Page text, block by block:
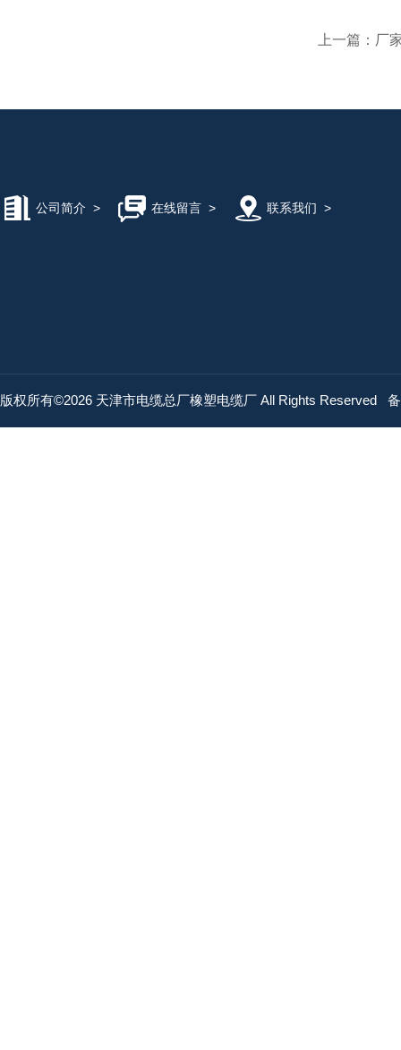
上一篇： 厂
公司简介 > 在线留言> 联系我们 >
版权所有©2026 天津市电缆总厂橡塑电缆厂 All Rights Reserved